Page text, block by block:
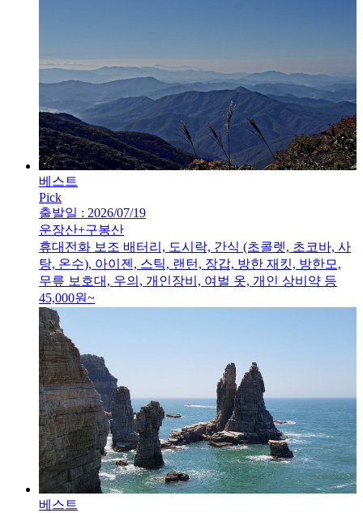
베스트
Pick
출발일 : 2026/07/19
운장산+구봉산
휴대전화 보조 배터리, 도시락, 간식 (초콜렛, 초코바, 사
탕, 온수), 아이젠, 스틱, 랜턴, 장갑, 방한 재킷, 방한모,
무릎 보호대, 우의, 개인장비, 여벌 옷, 개인 상비약 등
45,000원~
베스트